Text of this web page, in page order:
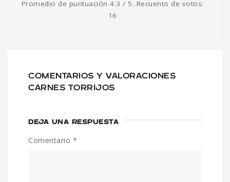
Promedio de puntuación 4.3 / 5. Recuento de votos:
16
COMENTARIOS Y VALORACIONES
CARNES TORRIJOS
DEJA UNA RESPUESTA
Comentario *